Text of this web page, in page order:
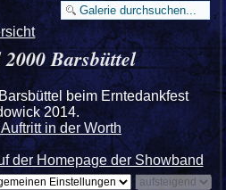
2000 Barsbüttel
beim Erntedankfest
2014.
in der Worth
der Homepage der Showband